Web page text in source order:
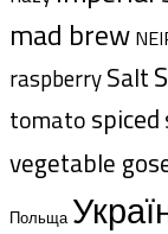
mad brew
raspberrySalt
tomatospiced
vegetable
Польща